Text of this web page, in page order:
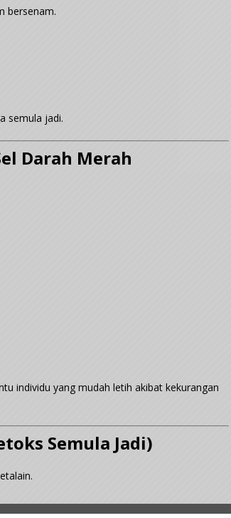
bersenam.
semula jadi.
Darah Merah
individu yang mudah letih akibat kekurangan
Semula Jadi)